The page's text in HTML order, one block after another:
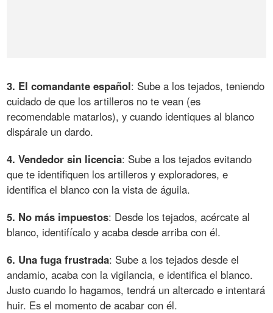
3. El comandante español: Sube a los tejados, teniendo
cuidado de que los artilleros no te vean (es
recomendable matarlos), y cuando identiques al blanco
dispárale un dardo.
4. Vendedor sin licencia: Sube a los tejados evitando
que te identifiquen los artilleros y exploradores, e
identifica el blanco con la vista de águila.
5. No más impuestos: Desde los tejados, acércate al
blanco, identifícalo y acaba desde arriba con él.
6. Una fuga frustrada: Sube a los tejados desde el
andamio, acaba con la vigilancia, e identifica el blanco.
Justo cuando lo hagamos, tendrá un altercado e intentará
huir. Es el momento de acabar con él.